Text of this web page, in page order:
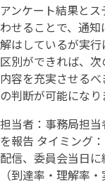
アンケート結果と
わせることで、通
解はしているが実
区別ができれば、
内容を充実させる
の判断が可能になり
担当者：事務局担
を報告 タイミング
配信、委員会当日
（到達率・理解率